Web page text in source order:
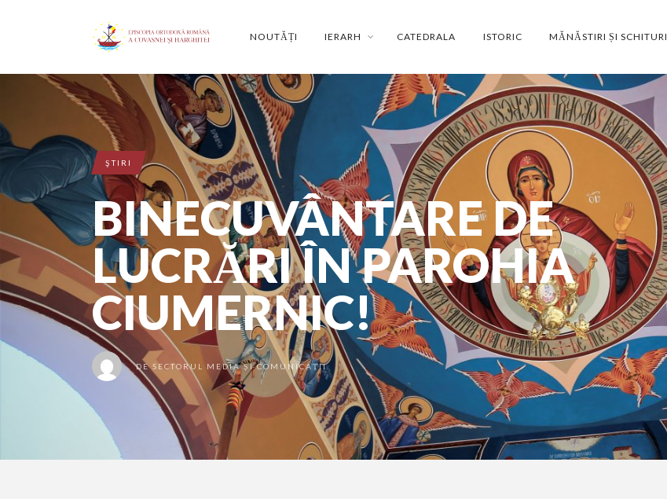
NOUTĂȚI IERARH CATEDRALA ISTORIC MĂNĂSTIRI ȘI SCHITURI
ŞTIRI
BINECUVÂNTARE DE
LUCRĂRI ÎN PAROHIA
CIUMERNIC!
DE SECTORUL MEDIA ȘI COMUNICAȚII